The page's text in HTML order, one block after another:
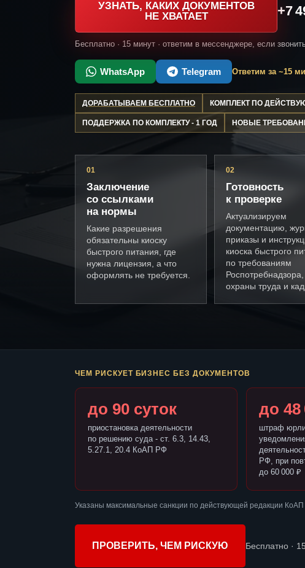
УЗНАТЬ, КАКИХ ДОКУМЕНТОВ
НЕ ХВАТАЕТ
+7
Бесплатно · 15 минут · ответим в мессенджере, если
WhatsApp Telegram Ответим за ~15
ДОРАБАТЫВАЕМ БЕСПЛАТНО КОМПЛЕКТ ПО
ПОДДЕРЖКА ПО КОМПЛЕКТУ - 1 ГОД НОВЫЕ
01
Заключение
со ссылками
на нормы
Какие разрешения
обязательны киоску
быстрого питания, где
нужна лицензия, а что
оформлять не требуется.
02
Готовность
к проверке
Актуализируем
документацию,
приказы и
киоска быстрого
по требованиям
охраны труда и
ЧЕМ РИСКУЕТ БИЗНЕС БЕЗ ДОКУМЕНТОВ
до 90 суток
приостановка деятельности
по решению суда - ст. 6.3, 14.43,
5.27.1, 20.4 КоАП РФ
до 48
штраф
РФ, при
до 60 000 ₽
Указаны максимальные санкции по действующей редакции
ПРОВЕРИТЬ, ЧЕМ РИСКУЮ Бесплатно ·